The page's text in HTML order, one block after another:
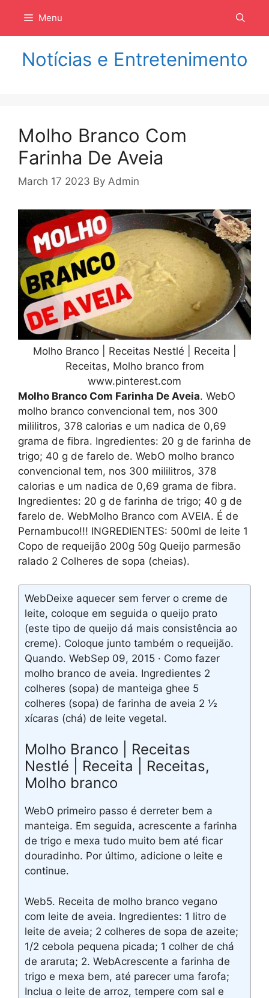
isi
Menu
Notícias e Entretenimento
Molho Branco Com
Farinha De Aveia
March 17 2023 By Admin
Molho Branco | Receitas Nestlé | Receita |
Receitas, Molho branco from
www.pinterest.com
Molho Branco Com Farinha De Aveia. WebO
molho branco convencional tem, nos 300
mililitros, 378 calorias e um nadica de 0,69
grama de fibra. Ingredientes: 20 g de farinha de
trigo; 40 g de farelo de. WebO molho branco
convencional tem, nos 300 mililitros, 378
calorias e um nadica de 0,69 grama de fibra.
Ingredientes: 20 g de farinha de trigo; 40 g de
farelo de. WebMolho Branco com AVEIA. É de
Pernambuco!!! INGREDIENTES: 500ml de leite 1
Copo de requeijão 200g 50g Queijo parmesão
ralado 2 Colheres de sopa (cheias).
WebDeixe aquecer sem ferver o creme de
leite, coloque em seguida o queijo prato
(este tipo de queijo dá mais consistência ao
creme). Coloque junto também o requeijão.
Quando. WebSep 09, 2015 · Como fazer
molho branco de aveia. Ingredientes 2
colheres (sopa) de manteiga ghee 5
colheres (sopa) de farinha de aveia 2 ½
xícaras (chá) de leite vegetal.
Molho Branco | Receitas
Nestlé | Receita | Receitas,
Molho branco
WebO primeiro passo é derreter bem a
manteiga. Em seguida, acrescente a farinha
de trigo e mexa tudo muito bem até ficar
douradinho. Por último, adicione o leite e
continue.
Web5. Receita de molho branco vegano
com leite de aveia. Ingredientes: 1 litro de
leite de aveia; 2 colheres de sopa de azeite;
1/2 cebola pequena picada; 1 colher de chá
de araruta; 2. WebAcrescente a farinha de
trigo e mexa bem, até parecer uma farofa;
Inclua o leite de arroz, tempere com sal e